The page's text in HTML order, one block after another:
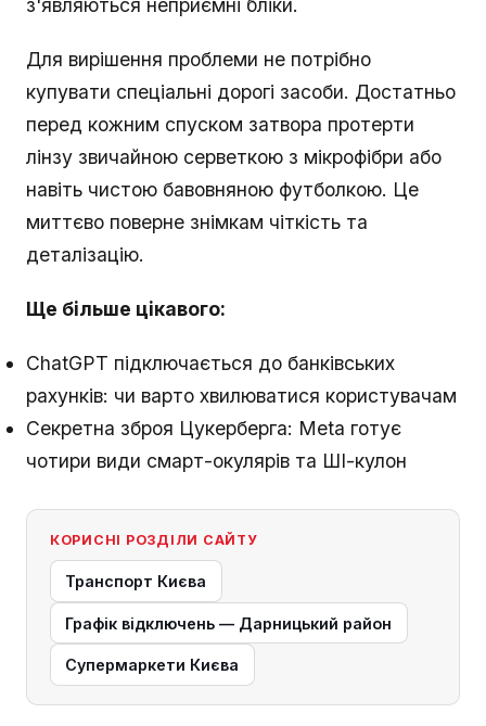
з'являються неприємні бліки.
Для вирішення проблеми не потрібно
купувати спеціальні дорогі засоби. Достатньо
перед кожним спуском затвора протерти
лінзу звичайною серветкою з мікрофібри або
навіть чистою бавовняною футболкою. Це
миттєво поверне знімкам чіткість та
деталізацію.
Ще більше цікавого:
ChatGPT підключається до банківських
рахунків: чи варто хвилюватися користувачам
Секретна зброя Цукерберга: Meta готує
чотири види смарт-окулярів та ШІ-кулон
КОРИСНІ РОЗДІЛИ САЙТУ
Транспорт Києва
Графік відключень — Дарницький район
Супермаркети Києва